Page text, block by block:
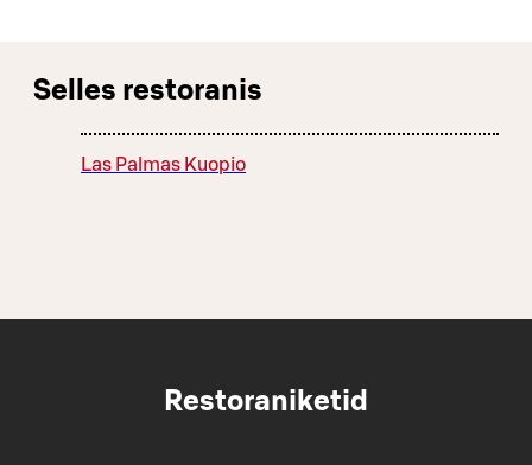
Selles restoranis
Las Palmas Kuopio
Restoraniketid